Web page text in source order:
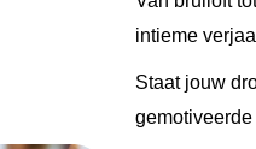
intieme
Staat jouw